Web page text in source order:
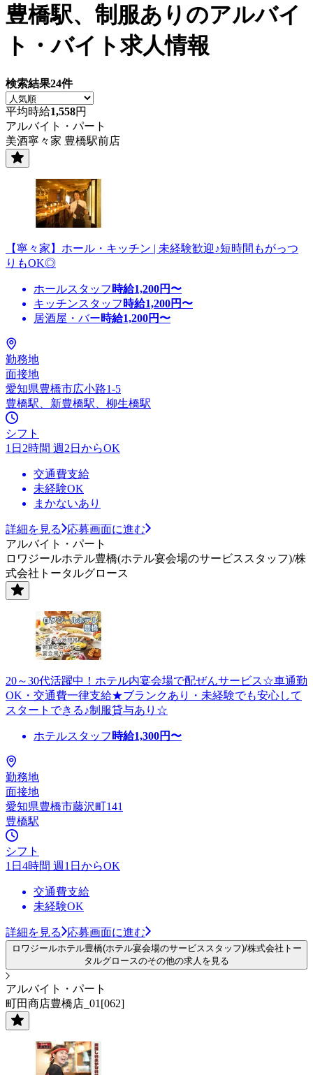
豊橋駅、制服あり のアルバイ
ト・バイト求人情報
検索結果24件
平均時給1,558円
アルバイト・パート
美酒寧々家 豊橋駅前店
【寧々家】ホール・キッチン | 未経験歓迎♪短時間もがっつ
りもOK◎
ホールスタッフ 時給1,200円〜
キッチンスタッフ 時給1,200円〜
居酒屋・バー時給1,200円〜
勤務地
面接地
愛知県豊橋市広小路1-5
豊橋駅、新豊橋駅、柳生橋駅
シフト
1日2時間 週2日からOK
交通費支給
未経験OK
まかないあり
詳細を見る
応募画面に進む
アルバイト・パート
ロワジールホテル豊橋(ホテル宴会場のサービススタッフ)/株
式会社トータルグロース
20～30代活躍中！ホテル内宴会場で配ぜんサービス☆車通勤
OK・交通費一律支給★ブランクあり・未経験でも安心して
スタートできる♪制服貸与あり☆
ホテルスタッフ 時給1,300円〜
勤務地
面接地
愛知県豊橋市藤沢町141
豊橋駅
シフト
1日4時間 週1日からOK
交通費支給
未経験OK
詳細を見る 応募画面に進む
ロワジールホテル豊橋(ホテル宴会場のサービススタッフ)/株式会社トー
タルグロースのその他の求人を見る
アルバイト・パート
町田商店豊橋店_01[062]